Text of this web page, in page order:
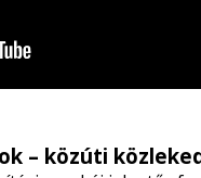
– közúti